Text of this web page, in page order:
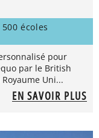
écoles
pour
par le British
Uni...
EN SAVOIR PLUS